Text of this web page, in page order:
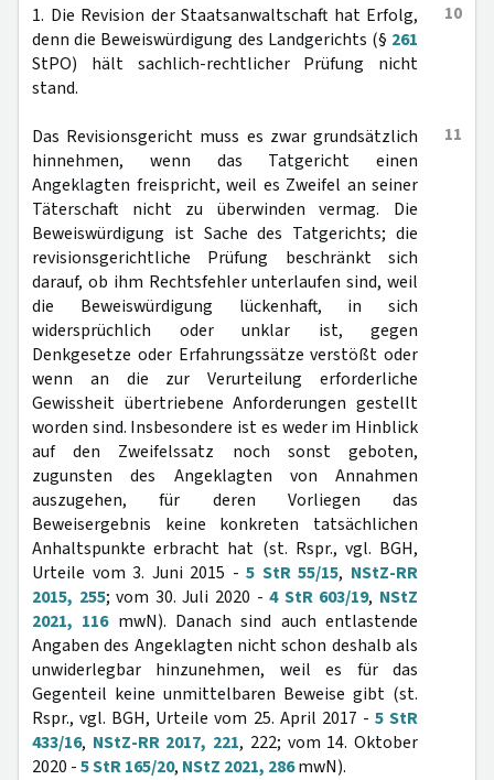
10
1. Die Revision der Staatsanwaltschaft hat Erfolg,
denn die Beweiswürdigung des Landgerichts (§ 261
StPO) hält sachlich-rechtlicher Prüfung nicht
stand.
11
Das Revisionsgericht muss es zwar grundsätzlich
hinnehmen, wenn das Tatgericht einen
Angeklagten freispricht, weil es Zweifel an seiner
Täterschaft nicht zu überwinden vermag. Die
Beweiswürdigung ist Sache des Tatgerichts; die
revisionsgerichtliche Prüfung beschränkt sich
darauf, ob ihm Rechtsfehler unterlaufen sind, weil
die Beweiswürdigung lückenhaft, in sich
widersprüchlich oder unklar ist, gegen
Denkgesetze oder Erfahrungssätze verstößt oder
wenn an die zur Verurteilung erforderliche
Gewissheit übertriebene Anforderungen gestellt
worden sind. Insbesondere ist es weder im Hinblick
auf den Zweifelssatz noch sonst geboten,
zugunsten des Angeklagten von Annahmen
auszugehen, für deren Vorliegen das
Beweisergebnis keine konkreten tatsächlichen
Anhaltspunkte erbracht hat (st. Rspr., vgl. BGH,
Urteile vom 3. Juni 2015 -5 StR 55/15, NStZ-RR
2015, 255; vom 30. Juli 2020 -4 StR 603/19, NStZ
2021, 116mwN). Danach sind auch entlastende
Angaben des Angeklagten nicht schon deshalb als
unwiderlegbar hinzunehmen, weil es für das
Gegenteil keine unmittelbaren Beweise gibt (st.
Rspr., vgl. BGH, Urteile vom 25. April 2017 - 5 StR
433/16, NStZ-RR 2017, 221, 222; vom 14. Oktober
2020 -5 StR 165/20, NStZ 2021, 286mwN).